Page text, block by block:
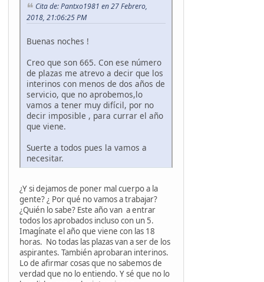
Cita de: Pantxo1981 en 27 Febrero,
2018, 21:06:25 PM
Buenas noches !
Creo que son 665. Con ese número
de plazas me atrevo a decir que los
interinos con menos de dos años de
servicio, que no aprobemos,lo
vamos a tener muy difícil, por no
decir imposible , para currar el año
que viene.
Suerte a todos pues la vamos a
necesitar.
¿Y si dejamos de poner mal cuerpo a la
gente? ¿ Por qué no vamos a trabajar?
¿Quién lo sabe? Este año van a entrar
todos los aprobados incluso con un 5.
Imagínate el año que viene con las 18
horas. No todas las plazas van a ser de los
aspirantes. También aprobaran interinos.
Lo de afirmar cosas que no sabemos de
verdad que no lo entiendo. Y sé que no lo